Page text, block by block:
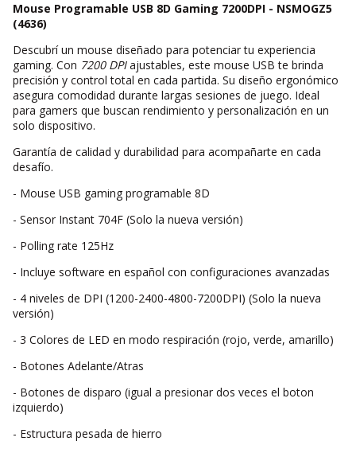
Mouse Programable USB 8D Gaming 7200DPI - NSMOGZ5
(4636)
Descubrí un mouse diseñado para potenciar tu experiencia
gaming. Con 7200 DPIajustables, este mouse USB te brinda
precisión y control total en cada partida. Su diseño ergonómico
asegura comodidad durante largas sesiones de juego. Ideal
para gamers que buscan rendimiento y personalización en un
solo dispositivo.
Garantía de calidad y durabilidad para acompañarte en cada
desafío.
- Mouse USB gaming programable 8D
- Sensor Instant 704F (Solo la nueva versión)
- Polling rate 125Hz
- Incluye software en español con configuraciones avanzadas
- 4 niveles de DPI (1200-2400-4800-7200DPI) (Solo la nueva
versión)
- 3 Colores de LED en modo respiración (rojo, verde, amarillo)
- Botones Adelante/Atras
- Botones de disparo (igual a presionar dos veces el boton
izquierdo)
- Estructura pesada de hierro